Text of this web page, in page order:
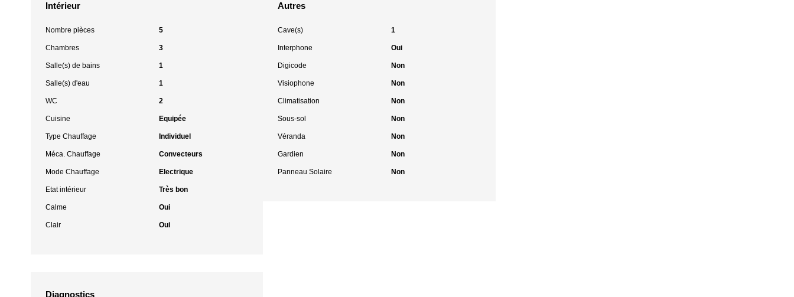
Intérieur
Nombre pièces 5
Chambres 3
Salle(s) de bains 1
Salle(s) d'eau 1
WC 2
Cuisine Equipée
Type Chauffage Individuel
Méca. Chauffage Convecteurs
Mode Chauffage Electrique
Etat intérieur Très bon
Calme Oui
Clair Oui
Autres
Cave(s) 1
Interphone Oui
Digicode Non
Visiophone Non
Climatisation Non
Sous-sol Non
Véranda Non
Gardien Non
Panneau Solaire Non
Diagnostics